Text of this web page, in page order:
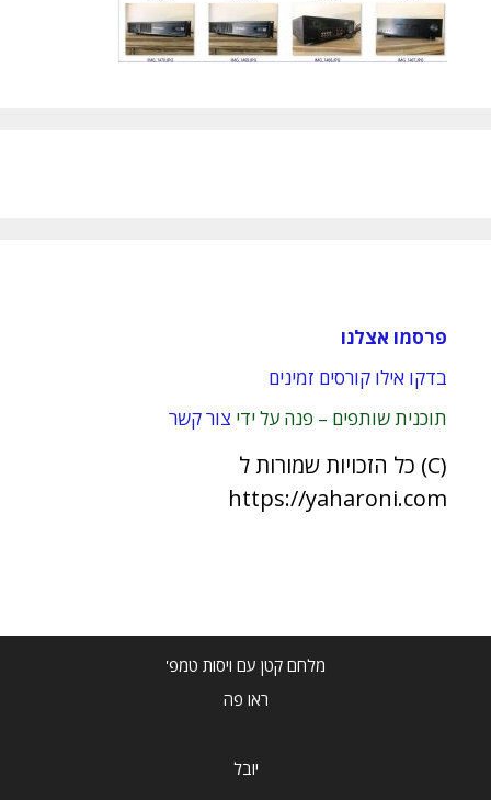
פרסמו אצלנו
בדקו אילו קורסים זמינים
תוכנית שותפים – פנה על ידי צור קשר
(C) כל הזכויות שמורות ל
https://yaharoni.com
מלחם קטן עם ויסות טמפ'
ראו פה
יובל